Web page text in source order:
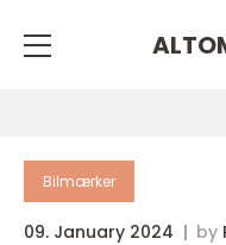
Bilmærker
09. January 2024 by